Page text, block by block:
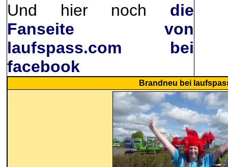
Und hier noch die
Fanseite von
laufspass.com bei
facebook
Brandneu bei